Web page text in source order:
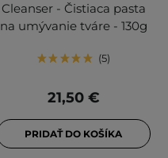
Cleanser - Čistiaca pasta
na umývanie tváre - 130g
5
21,50 €
PRIDAŤ DO KOŠÍKA